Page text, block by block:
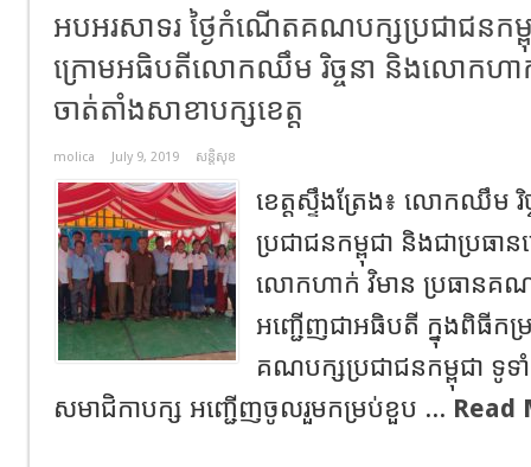
អបអរសាទរ ថ្ងៃកំណើតគណបក្សប្រជាជនក
ក្រោមអធិបតីលោកឈឹម រិច្ចនា និងលោកហា
ចាត់តាំងសាខាបក្សខេត្ត
molica July 9, 2019 សន្តិសុខ
ខេត្តស្ទឹងត្រែង៖ លោកឈឹម
ប្រជាជនកម្ពុជា និងជាប្រធ
លោកហាក់ វិមាន ប្រធានគណ
អញ្ជើញជាអធិបតី ក្នុងពិធីកម្
គណបក្សប្រជាជនកម្ពុជា ទូ
សមាជិកាបក្ស អញ្ជើញចូលរួមកម្រប់ខួប ... Read